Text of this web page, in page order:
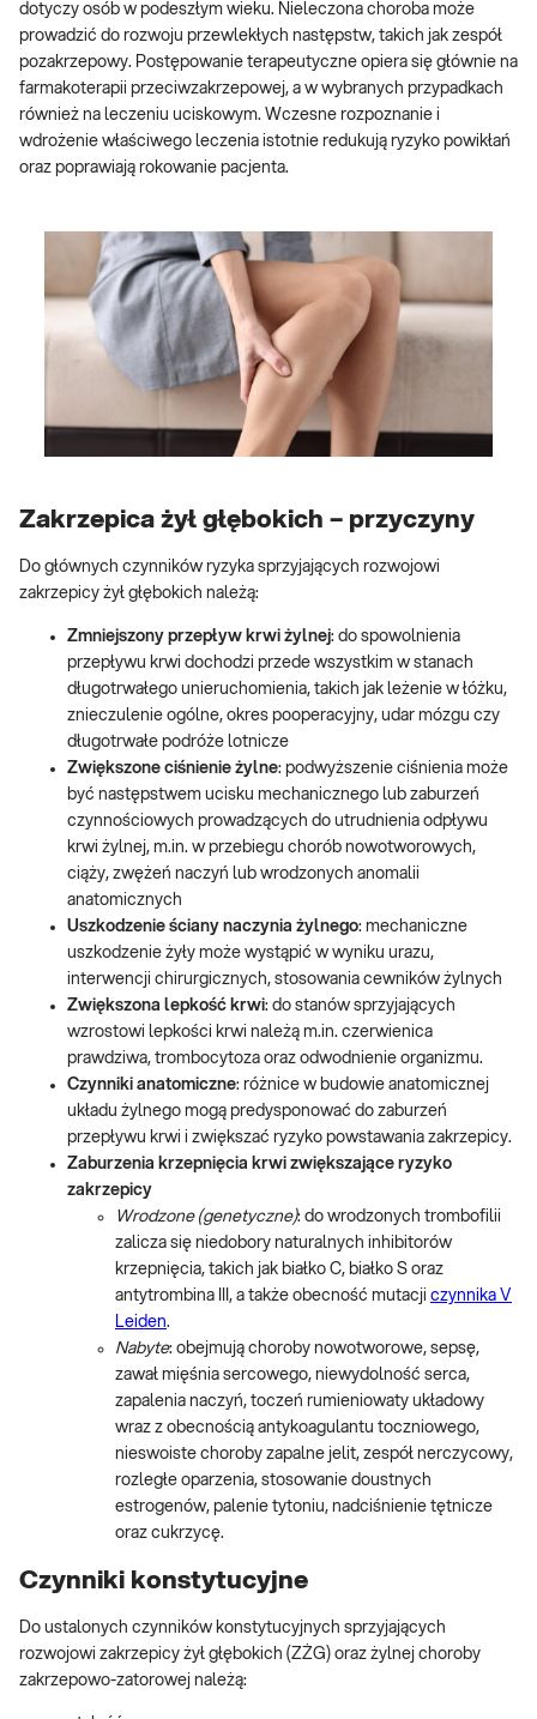
dotyczy osób w podeszłym wieku. Nieleczona choroba może
prowadzić do rozwoju przewlekłych następstw, takich jak zespół
pozakrzepowy. Postępowanie terapeutyczne opiera się głównie na
farmakoterapii przeciwzakrzepowej, a w wybranych przypadkach
również na leczeniu uciskowym. Wczesne rozpoznanie i
wdrożenie właściwego leczenia istotnie redukują ryzyko powikłań
oraz poprawiają rokowanie pacjenta.
Zakrzepica żył głębokich – przyczyny
Do głównych czynników ryzyka sprzyjających rozwojowi
zakrzepicy żył głębokich należą:
Zmniejszony przepływ krwi żylnej: do spowolnienia
przepływu krwi dochodzi przede wszystkim w stanach
długotrwałego unieruchomienia, takich jak leżenie w łóżku,
znieczulenie ogólne, okres pooperacyjny, udar mózgu czy
długotrwałe podróże lotnicze
Zwiększone ciśnienie żylne: podwyższenie ciśnienia może
być następstwem ucisku mechanicznego lub zaburzeń
czynnościowych prowadzących do utrudnienia odpływu
krwi żylnej, m.in. w przebiegu chorób nowotworowych,
ciąży, zwężeń naczyń lub wrodzonych anomalii
anatomicznych
Uszkodzenie ściany naczynia żylnego: mechaniczne
uszkodzenie żyły może wystąpić w wyniku urazu,
interwencji chirurgicznych, stosowania cewników żylnych
Zwiększona lepkość krwi: do stanów sprzyjających
wzrostowi lepkości krwi należą m.in. czerwienica
prawdziwa, trombocytoza oraz odwodnienie organizmu.
Czynniki anatomiczne: różnice w budowie anatomicznej
układu żylnego mogą predysponować do zaburzeń
przepływu krwi i zwiększać ryzyko powstawania zakrzepicy.
Zaburzenia krzepnięcia krwi zwiększające ryzyko
zakrzepicy
Wrodzone (genetyczne): do wrodzonych trombofilii
zalicza się niedobory naturalnych inhibitorów
krzepnięcia, takich jak białko C, białko S oraz
antytrombina III, a także obecność mutacji czynnika V
Leiden.
Nabyte: obejmują choroby nowotworowe, sepsę,
zawał mięśnia sercowego, niewydolność serca,
zapalenia naczyń, toczeń rumieniowaty układowy
wraz z obecnością antykoagulantu toczniowego,
nieswoiste choroby zapalne jelit, zespół nerczycowy,
rozległe oparzenia, stosowanie doustnych
estrogenów, palenie tytoniu, nadciśnienie tętnicze
oraz cukrzycę.
Czynniki konstytucyjne
Do ustalonych czynników konstytucyjnych sprzyjających
rozwojowi zakrzepicy żył głębokich (ZŻG) oraz żylnej choroby
zakrzepowo-zatorowej należą: